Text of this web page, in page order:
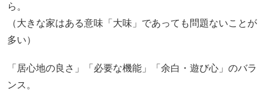
ら。
（大きな家はある意味「大味」であっても問題ないことが
多い）
「居心地の良さ」「必要な機能」「余白・遊び心」のバラ
ンス。